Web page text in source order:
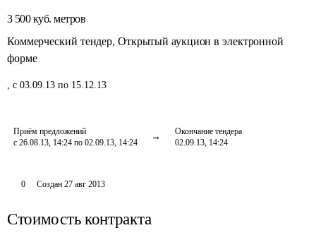
3 500 куб. метров
Коммерческий тендер, Открытый аукцион в электронной
форме
, с 03.09.13 по 15.12.13
Приём предложений
с 26.08.13, 14:24 по 02.09.13, 14:24
Окончание тендера
02.09.13, 14:24
0 Создан 27 авг 2013
Стоимость контракта